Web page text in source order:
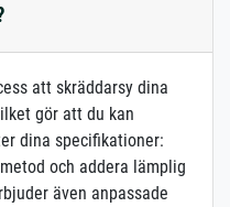
att skräddarsy dina
gör att du kan
dina specifikationer:
och addera lämplig
även anpassade